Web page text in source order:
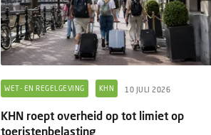
WET- EN REGELGEVING KHN 10 JULI 2026
KHN roept overheid op tot limiet op
toeristenbelasting